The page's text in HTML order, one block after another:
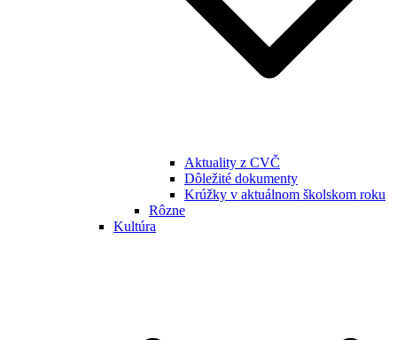
Aktuality z CVČ
Dôležité dokumenty
Krúžky v aktuálnom školskom roku
Rôzne
Kultúra